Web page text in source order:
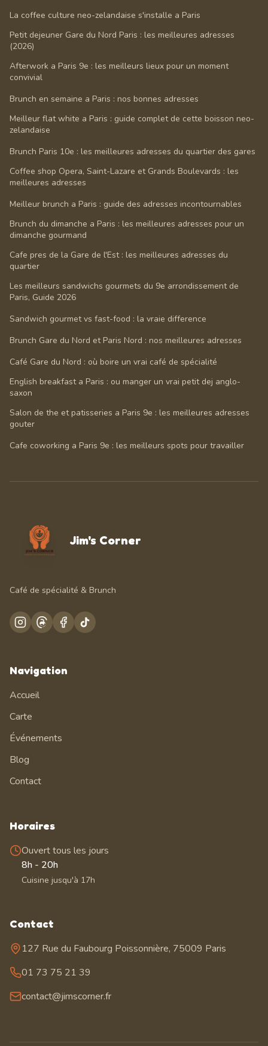
La coffee culture neo-zelandaise s'installe a Paris
Petit dejeuner Gare du Nord Paris : les meilleures adresses
(2026)
Afterwork a Paris 9e : les meilleurs lieux pour un moment
convivial
Brunch en semaine a Paris : nos bonnes adresses
Meilleur flat white a Paris : guide complet de cette boisson neo-
zelandaise
Brunch Paris 10e : les meilleures adresses du quartier des gares
Coffee shop Opera, Saint-Lazare et Grands Boulevards : les
meilleures adresses
Meilleur brunch a Paris : guide des adresses incontournables
Brunch du dimanche a Paris : les meilleures adresses pour un
dimanche gourmand
Cafe pres de la Gare de l'Est : les meilleures adresses du
quartier
Les meilleurs sandwichs gourmets du 9e arrondissement de
Paris, Guide 2026
Sandwich gourmet vs fast-food : la vraie difference
Brunch Gare du Nord et Paris Nord : nos meilleures adresses
Café Gare du Nord : où boire un vrai café de spécialité
English breakfast a Paris : ou manger un vrai petit dej anglo-
saxon
Salon de the et patisseries a Paris 9e : les meilleures adresses
gouter
Cafe coworking a Paris 9e : les meilleurs spots pour travailler
Jim's Corner
Café de spécialité & Brunch
Navigation
Accueil
Carte
Événements
Blog
Contact
Horaires
Ouvert tous les jours
8h - 20h
Cuisine jusqu'à 17h
Contact
127 Rue du Faubourg Poissonnière, 75009 Paris
01 73 75 21 39
contact@jimscorner.fr